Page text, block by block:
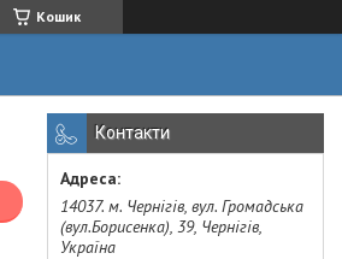
Кошик
Контакти
14037. м. Чернігів, вул. Громадська
(вул.Борисенка), 39, Чернігів,
Україна